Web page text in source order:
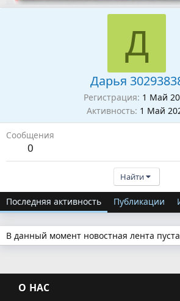
Д
Дарья
Регистрация 1 Май
Активность 1 Май
Сообщения
0
Найти
Последняя активность Публикации
В данный момент новостная лента
О НАС